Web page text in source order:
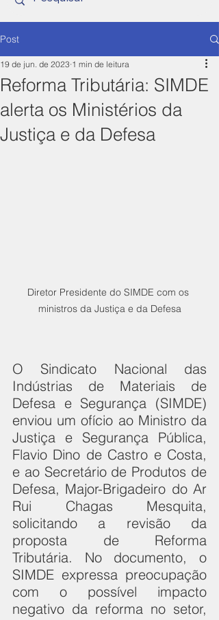
Post
Reforma Tributária: SIMDE
alerta os Ministérios da
Justiça e da Defesa
19 de jun. de 2023 1 min de leitura
Diretor Presidente do SIMDE com os
ministros da Justiça e da Defesa
O Sindicato Nacional das
Indústrias de Materiais de
Defesa e Segurança (SIMDE)
enviou um ofício ao Ministro da
Justiça e Segurança Pública,
Flavio Dino de Castro e Costa,
e ao Secretário de Produtos de
Defesa, Major-Brigadeiro do Ar
Rui Chagas Mesquita,
solicitando a revisão da
proposta de Reforma
Tributária. No documento, o
SIMDE expressa preocupação
com o possível impacto
negativo da reforma no setor,